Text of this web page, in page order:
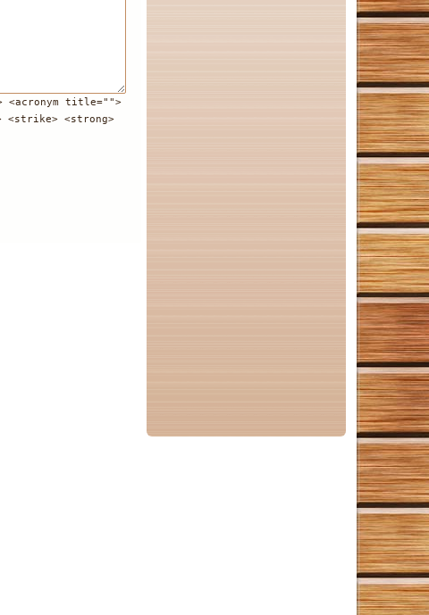
title="">
<strike> <strong>